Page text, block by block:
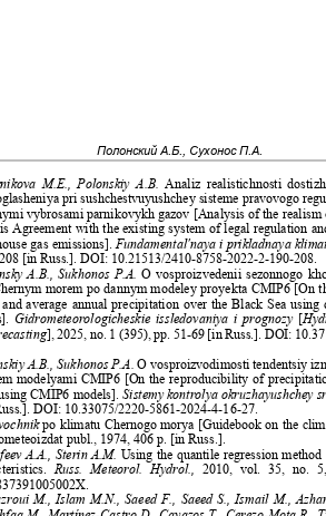
Полонский А.Б., Сухонос П.А.
M.E., Polonskiy A.B. Analiz realistichnosti
pri sushchestvuyushchey sisteme pravovogo
vybrosami parnikovykh gazov [Analysis of the
Agreement with the existing system of legal regulation
gas emissions].Fundamental'naya i prikladnaya
[in Russ.]. DOI: 10.21513/2410-8758-2022-2-190-208.
A.B., Sukhonos P.A.O vosproizvedenii sezonnogo
morem po dannym modeley proyekta CMIP6 [On
and average annual precipitation over the Black Sea
Gidrometeorologicheskie issledovaniya i prognozy [
], 2025, no. 1 (395), pp. 51-69 [in Russ.]. DOI:
A.B., Sukhonos P.A.O vosproizvodimosti tendentsiy
modelyami CMIP6 [On the reproducibility of
CMIP6 models].Sistemy kontrolya okruzhayushchey
DOI: 10.33075/2220-5861-2024-4-16-27.
po klimatu Chernogo morya [Guidebook on the
publ., 1974, 406 p. [in Russ.].
A.A., Sterin A.M. Using the quantile regression
Russ. Meteorol. Hydrol.,2010, vol. 35, no.
M., Islam M.N., Saeed F., Saeed S., Ismail M.,